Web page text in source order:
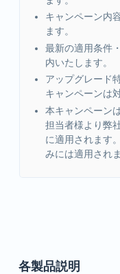
キャンペーン内
ます。
最新の適用条件
内いたします。
アップグレード
キャンペーンは
本キャンペーン
担当者様より弊
に適用されます
みには適用され
各製品説明